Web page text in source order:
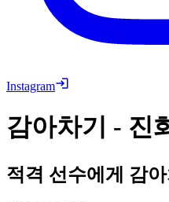
Instagram
감아차기 - 진
적격 선수에게 감